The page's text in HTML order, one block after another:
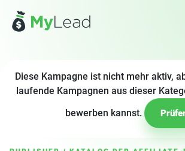
Diese Kampagne ist nicht mehr aktiv,
laufende Kampagnen aus dieser
bewerben kannst.